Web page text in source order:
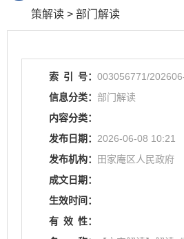
策解读 > 部门解读
索 引 号： 003056771/
信息分类： 部门解读
内容分类：
发布日期： 2026-06-08 10:21
发布机构：
田家庵区人民政府
成文日期：
生效时间：
有 效 性：